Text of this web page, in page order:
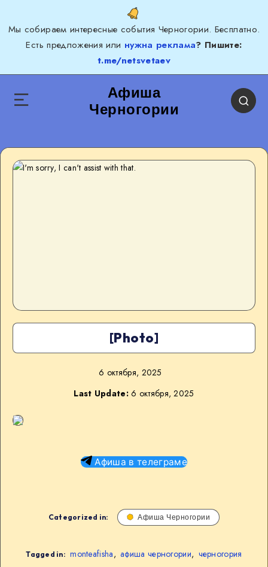
Мы собираем интересные события Черногории. Бесплатно.
Есть предложения или нужна реклама? Пишите:
t.me/netsvetaev
Афиша
Черногории
[Photo]
6 октября, 2025
Last Update:6 октября, 2025
Афиша в телеграме
Categorized in: Афиша Черногории
Tagged in: monteafisha, афиша черногории, черногория